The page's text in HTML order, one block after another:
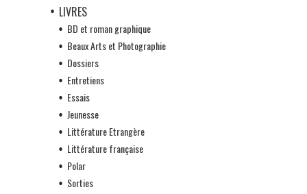
LIVRES
BD et roman graphique
Beaux Arts et Photographie
Dossiers
Entretiens
Essais
Jeunesse
Littérature Etrangère
Littérature française
Polar
Sorties